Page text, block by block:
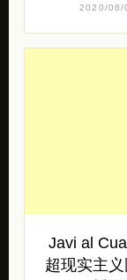
2020/06/
Javi al
超现实主